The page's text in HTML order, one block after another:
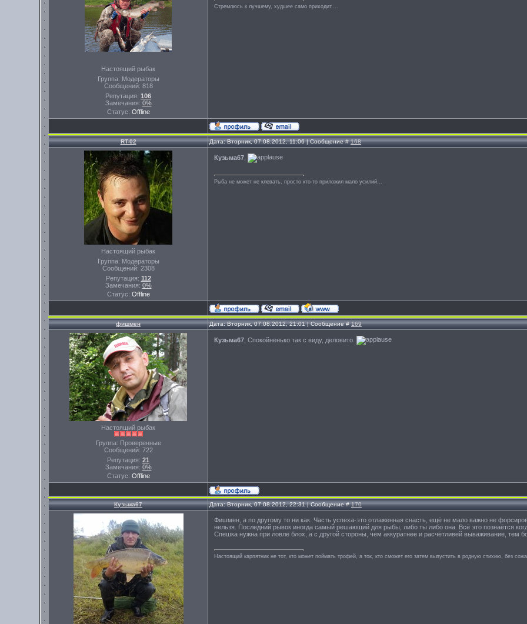
Настоящий рыбак
Группа: Модераторы
Сообщений: 818
Репутация: 106
Замечания: 0%
Статус: Offline
Стремлюсь к лучшему, худшее само приходит....
RT-02 Дата: Вторник, 07.08.2012, 11:06 | Сообщение #168
Настоящий рыбак
Группа: Модераторы
Сообщений: 2308
Репутация: 112
Замечания: 0%
Статус: Offline
Кузьма67
Рыба не может не клевать, просто кто-то приложил мало усилий...
фишмен Дата: Вторник, 07.08.2012, 21:01 | Сообщение #169
Настоящий рыбак
Группа: Проверенные
Сообщений: 722
Репутация: 21
Замечания: 0%
Статус: Offline
Кузьма67 , Спокойненько так с виду, деловито.
Кузьма67 Дата: Вторник, 07.08.2012, 22:31 | Сообщение #170
Фишмен, а по другому то ни как. Часть успеха-это отлаженная снасть, ещё не мало важно не
нельзя. Последний рывок иногда самый решающий для рыбы, либо ты либо она. Всё это познаётся
Спешка нужна при ловле блох, а с другой стороны, чем аккуратнее и расчётливей вываживание, тем
Настоящий карпятник не тот, кто может поймать трофей, а ток, кто сможет его затем выпустить в родную стихию, без